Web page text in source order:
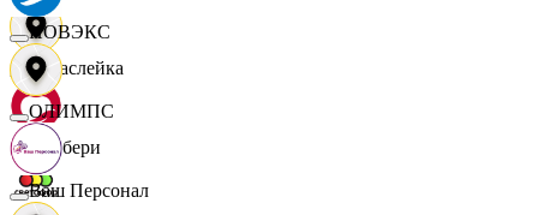
Саваслейка
Самбери
НОВЭКС
ОЛИМПС
Ваш Персонал